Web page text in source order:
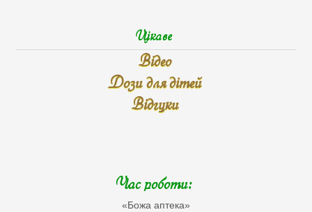
Цікаве
Відео
Дози для дітей
Відгуки
Час роботи:
«Божа аптека»